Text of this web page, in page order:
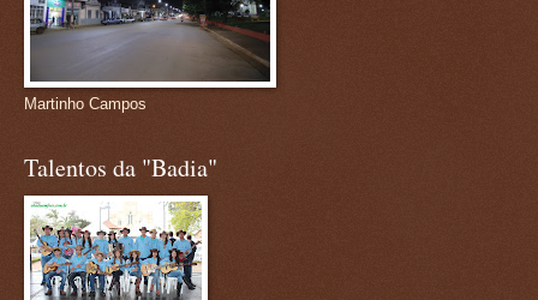
Martinho Campos
Talentos da "Badia"